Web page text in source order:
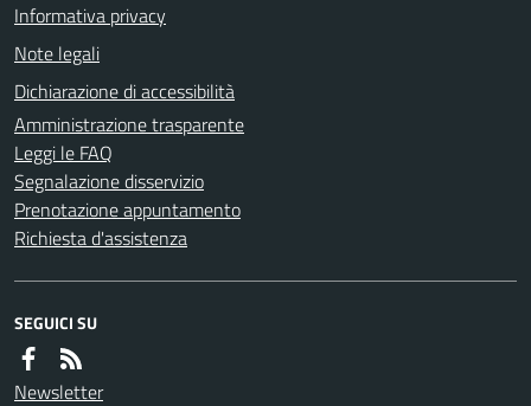
Informativa privacy
Note legali
Dichiarazione di accessibilità
Amministrazione trasparente
Leggi le FAQ
Segnalazione disservizio
Prenotazione appuntamento
Richiesta d'assistenza
SEGUICI SU
Newsletter